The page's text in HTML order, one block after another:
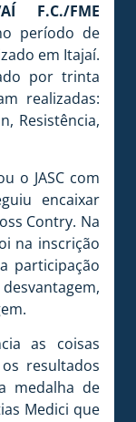
F.C./FME
período de
em Itajaí.
por trinta
realizadas:
Resistência,
o JASC com
encaixar
Contry. Na
na inscrição
participação
as coisas
resultados
medalha de
Medici que